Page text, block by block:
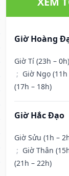
Giờ Hoàng
Giờ Tí (23h – 0h)
; Giờ Ngọ (11h
(17h – 18h)
Giờ Hắc Đạo
Giờ Sửu (1h –
; Giờ Thân
(21h – 22h)